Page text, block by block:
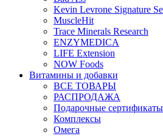
Kevin Levrone Signature
MuscleHit
Trace Minerals Research
ENZYMEDICA
LIFE Extension
NOW Foods
Витамины и добавки
ВСЕ ТОВАРЫ
РАСПРОДАЖА
Подарочные сертификаты
Комплексы
Омега